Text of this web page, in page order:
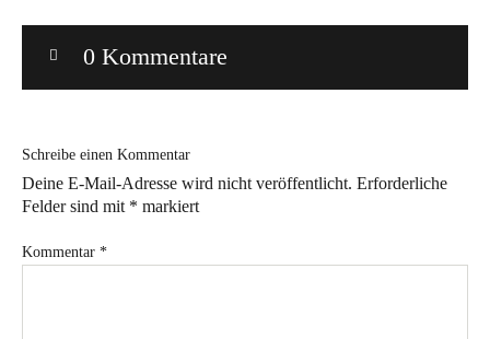
Wir sagen Danke und Good
Bye!
0 Kommentare
Schreibe einen Kommentar
Deine E-Mail-Adresse wird nicht veröffentlicht. Erforderliche
Felder sind mit * markiert
Kommentar *